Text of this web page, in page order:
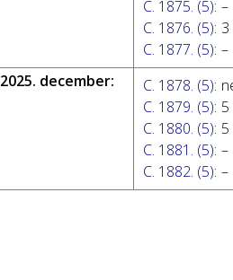
C. 1875. (5): –
C. 1876. (5):
C. 1877. (5): –
2025. december:
C. 1878. (5):
C. 1879. (5):
C. 1880. (5):
C. 1881. (5): –
C. 1882. (5): –